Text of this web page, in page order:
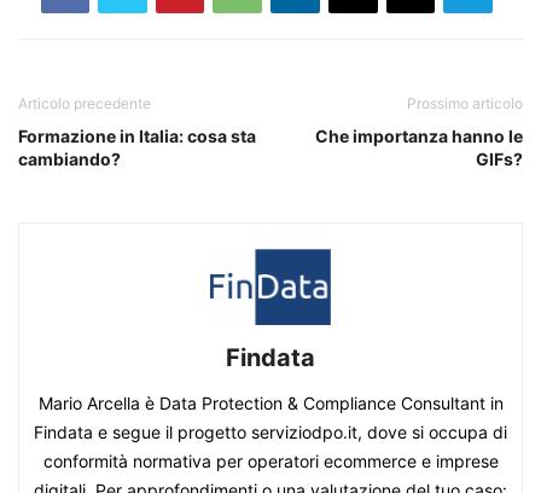
Articolo precedente
Formazione in Italia: cosa sta
cambiando?
Prossimo articolo
Che importanza hanno le
GIFs?
Findata
Mario Arcella è Data Protection & Compliance Consultant in
Findata e segue il progetto serviziodpo.it, dove si occupa di
conformità normativa per operatori ecommerce e imprese